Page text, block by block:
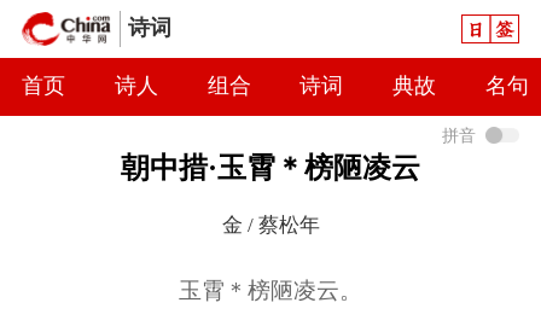
诗词
首页 诗人 组合 诗词 典故 名句
拼音
朝中措·玉霄＊榜陋凌云
金 / 蔡松年
玉霄＊榜陋凌云。